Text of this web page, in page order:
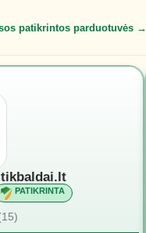
patikrintos parduotuvės →
tikbaldai.lt
PATIKRINTA